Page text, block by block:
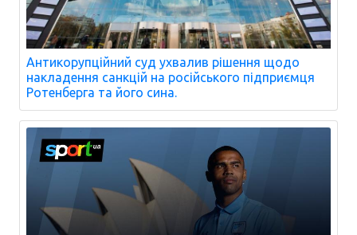
Антикорупційний суд ухвалив рішення щодо
накладення санкцій на російського підприємця
Ротенберга та його сина.